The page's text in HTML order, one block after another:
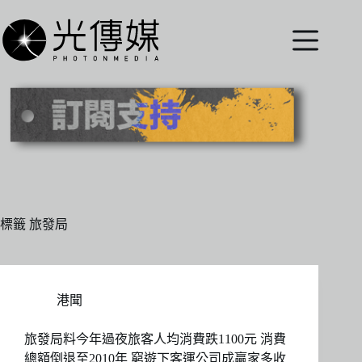
至
主
內
標籤 旅發局
港聞
旅發局料今年過夜旅客人均消費跌1100元 消費
總額倒退至2010年 窮遊下客運公司成贏家多收